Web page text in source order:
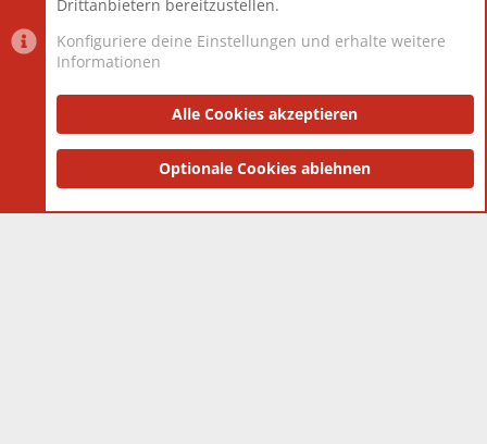
Datenschutzerklärung Impressum
Community platform by XenForo® © 2010-2025 XenForo Ltd.
and add-ons by ThemeHouse
Drittanbietern bereitzustellen.
Konfiguriere deine Einstellungen und erhalte weitere
Informationen
Alle Cookies akzeptieren
Optionale Cookies ablehnen